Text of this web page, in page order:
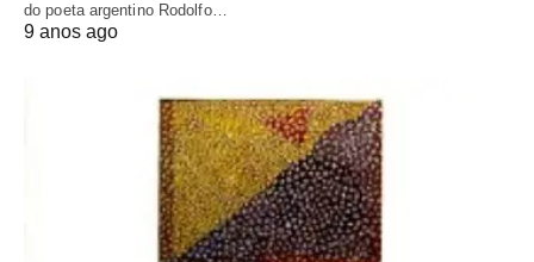
do poeta argentino Rodolfo…
9 anos ago